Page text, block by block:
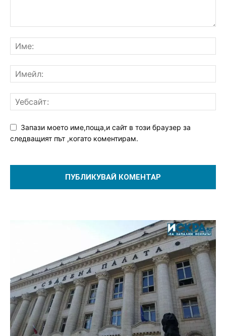
Запази моето име,поща,и сайт в този браузер за
следващият път ,когато коментирам.